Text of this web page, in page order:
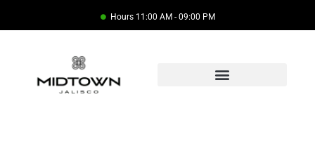
Hours 11:00 AM - 09:00 PM